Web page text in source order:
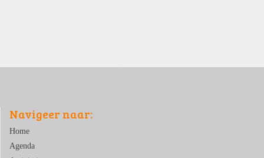
Navigeer naar:
Home
Agenda